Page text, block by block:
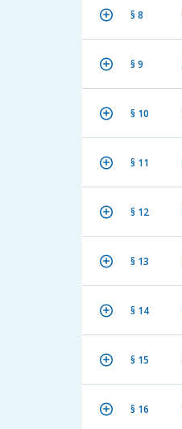
§ 8
§ 9
§ 10
§ 11
§ 12
§ 13
§ 14
§ 15
§ 16